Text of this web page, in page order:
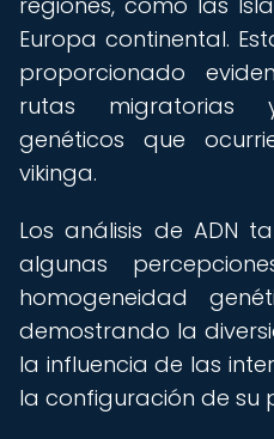
Europa continental.
proporcionado
rutas migratorias
genéticos que
vikinga.
Los análisis de ADN
algunas
homogeneidad
demostrando la
la influencia de las
la configuración de su